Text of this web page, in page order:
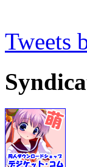
Tweets